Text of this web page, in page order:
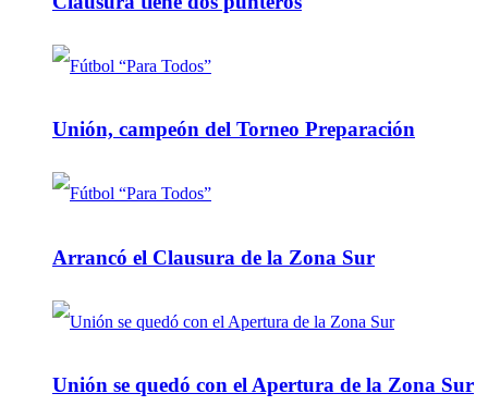
Unión, campeón del Torneo Preparación
Arrancó el Clausura de la Zona Sur
Unión se quedó con el Apertura de la Zona Sur